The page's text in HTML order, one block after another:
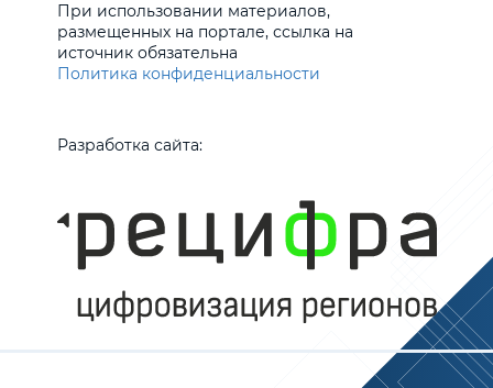
При использовании материалов,
размещенных на портале, ссылка на
источник обязательна
Политика конфиденциальности
Разработка сайта: